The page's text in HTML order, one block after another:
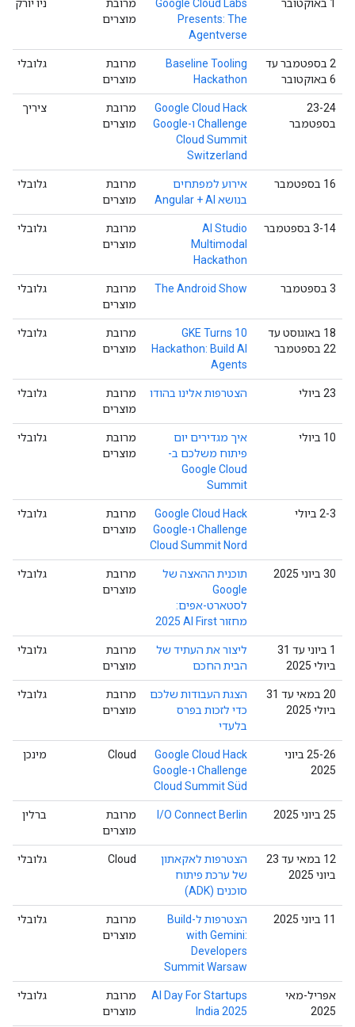
‫1 באוקטובר
‫Google Cloud Labs
Presents: The
Agentverse
מרובת
מוצרים
ניו יורק
‫2 בספטמבר עד
6 באוקטובר
Baseline Tooling
Hackathon
מרובת
מוצרים
גלובלי
‫23-24
בספטמבר
Google Cloud Hack
Challenge ו-Google
Cloud Summit
Switzerland
מרובת
מוצרים
ציריך
‫16 בספטמבר
אירוע למפתחים
בנושא Angular + AI
מרובת
מוצרים
גלובלי
‫3-14 בספטמבר
AI Studio
Multimodal
Hackathon
מרובת
מוצרים
גלובלי
‫3 בספטמבר The Android Show
מרובת
מוצרים
גלובלי
‫18 באוגוסט עד
22 בספטמבר
GKE Turns 10
Hackathon: Build AI
Agents
מרובת
מוצרים
גלובלי
‫23 ביולי הצטרפות אלינו בהודו
מרובת
מוצרים
גלובלי
‫10 ביולי
איך מגדירים יום
פיתוח משלכם ב-
Google Cloud
Summit
מרובת
מוצרים
גלובלי
‫2-3 ביולי
Google Cloud Hack
Challenge ו-Google
Cloud Summit Nord
מרובת
מוצרים
גלובלי
‫30 ביוני 2025
תוכנית ההאצה של
Google
לסטארט-אפים:
מחזור AI First‏ 2025
מרובת
מוצרים
גלובלי
‫1 ביוני עד 31
ביולי 2025
ליצור את העתיד של
הבית החכם
מרובת
מוצרים
גלובלי
‫20 במאי עד 31
ביולי 2025
הצגת העבודות שלכם
כדי לזכות בפרס
בלעדי
מרובת
מוצרים
גלובלי
‫25-26 ביוני
2025
Google Cloud Hack
Challenge ו-Google
Cloud Summit Süd
Cloud מינכן
‫25 ביוני 2025 I/O Connect Berlin
מרובת
מוצרים
ברלין
‫12 במאי עד 23
ביוני 2025
הצטרפות לאקאתון
של ערכת פיתוח
סוכנים (ADK)
Cloud גלובלי
‫11 ביוני 2025
הצטרפות ל-Build
with Gemini:
Developers
Summit Warsaw
מרובת
מוצרים
גלובלי
אפריל-מאי
2025
AI Day For Startups
India 2025
מרובת
מוצרים
גלובלי